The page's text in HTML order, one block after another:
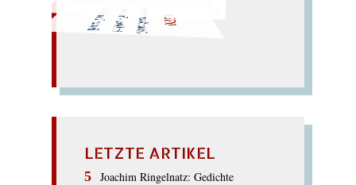
Ort der
Nester: roter Stern
i
m
Osten. – Erntesorte. –
Erst der Toast auf Orest!
LETZTE ARTIKEL
Joachim Ringelnatz: Gedichte